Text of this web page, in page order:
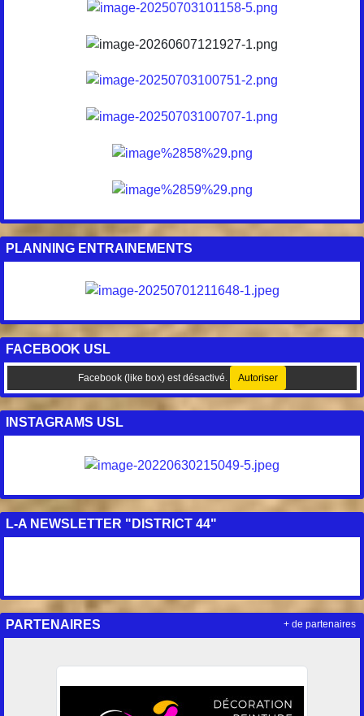
PLANNING ENTRAINEMENTS
FACEBOOK USL
Facebook (like box) est désactivé. Autoriser
INSTAGRAMS USL
L-A NEWSLETTER "DISTRICT 44"
PARTENAIRES + de partenaires